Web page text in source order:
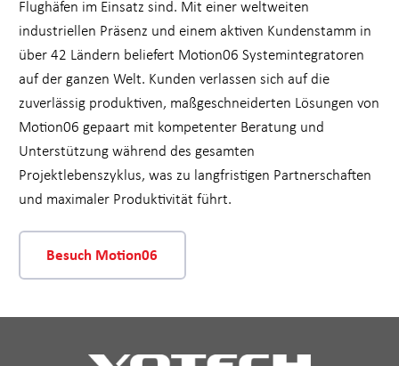
Flughäfen im Einsatz sind. Mit einer weltweiten
industriellen Präsenz und einem aktiven Kundenstamm in
über 42 Ländern beliefert Motion06 Systemintegratoren
auf der ganzen Welt. Kunden verlassen sich auf die
zuverlässig produktiven, maßgeschneiderten Lösungen von
Motion06 gepaart mit kompetenter Beratung und
Unterstützung während des gesamten
Projektlebenszyklus, was zu langfristigen Partnerschaften
und maximaler Produktivität führt.
Besuch Motion06